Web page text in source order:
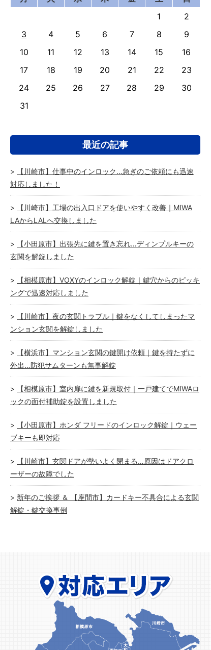
1
2
3
4 5 6 7 8
9
10
11 12 13 14 15
16
17
18 19 20 21 22
23
24
25 26 27 28 29
30
31
最近の記事
【川崎市】仕事中のインロック…急ぎのご依頼にも迅速
対応しました！
【川崎市】工場の出入口ドアを使いやすく改善｜MIWA
LAからLALへ交換しました
【小田原市】出張先に鍵を置き忘れ…ディンプルキーの
玄関を解錠しました
【相模原市】VOXYのインロック解錠｜鍵穴からのピッキ
ングで迅速対応しました
【川崎市】夜の玄関トラブル｜鍵をなくしてしまったマ
ンション玄関を解錠しました
【横浜市】マンション玄関の鍵開け依頼｜鍵を持たずに
外出…防犯サムターンも無事解錠
【相模原市】室内扉に鍵を新規取付｜一戸建てでMIWAロ
ックの面付補助錠を設置しました
【小田原市】ホンダ フリードのインロック解錠｜ウェー
ブキーも即対応
【川崎市】玄関ドアが勢いよく閉まる…原因はドアクロ
ーザーの故障でした
新年のご挨拶 ＆ 【座間市】カードキー不具合による玄関
解錠・鍵交換事例